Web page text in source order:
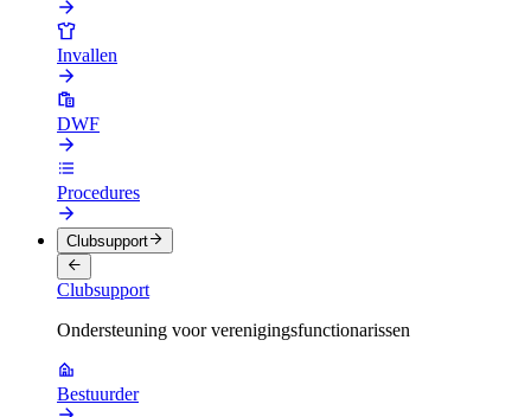
Invallen
DWF
Procedures
Clubsupport
Clubsupport
Ondersteuning voor verenigingsfunctionarissen
Bestuurder